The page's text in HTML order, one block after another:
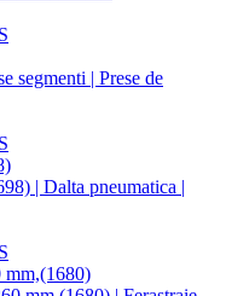
mm,(1680)